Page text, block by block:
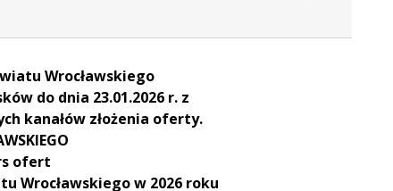
Wrocławskiego
do dnia 23.01.2026 r. z
kanałów złożenia oferty.
ofert
Wrocławskiego w 2026 roku